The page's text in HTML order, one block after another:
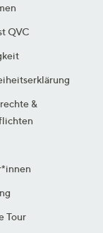
QVC
&
Tour